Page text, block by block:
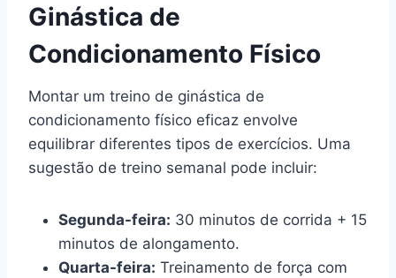
Ginástica de
Condicionamento Físico
Montar um treino de ginástica de
condicionamento físico eficaz envolve
equilibrar diferentes tipos de exercícios. Uma
sugestão de treino semanal pode incluir:
Segunda-feira: 30 minutos de corrida + 15
minutos de alongamento.
Quarta-feira: Treinamento de força com